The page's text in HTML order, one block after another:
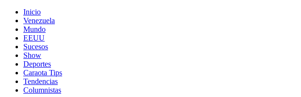
Inicio
Venezuela
Mundo
EEUU
Sucesos
Show
Deportes
Caraota Tips
Tendencias
Columnistas